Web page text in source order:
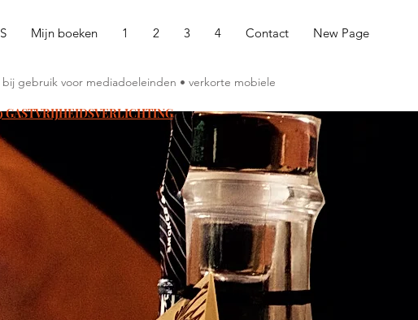
Mijn boeken 1 2 3 4 Contact New Page
gebruik voor mediadoeleinden • verkorte mobiele